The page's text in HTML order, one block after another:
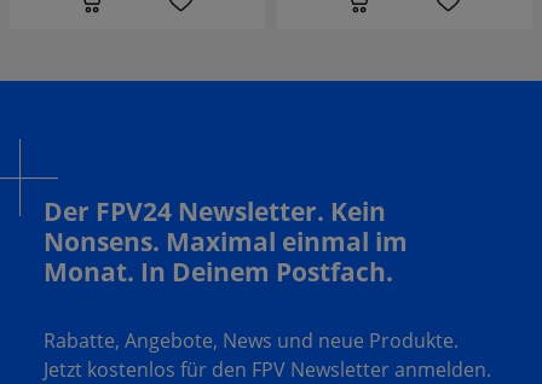
Der FPV24 Newsletter. Kein
Nonsens. Maximal einmal im
Monat. In Deinem Postfach.
Rabatte, Angebote, News und neue Produkte.
Jetzt kostenlos für den FPV Newsletter anmelden.